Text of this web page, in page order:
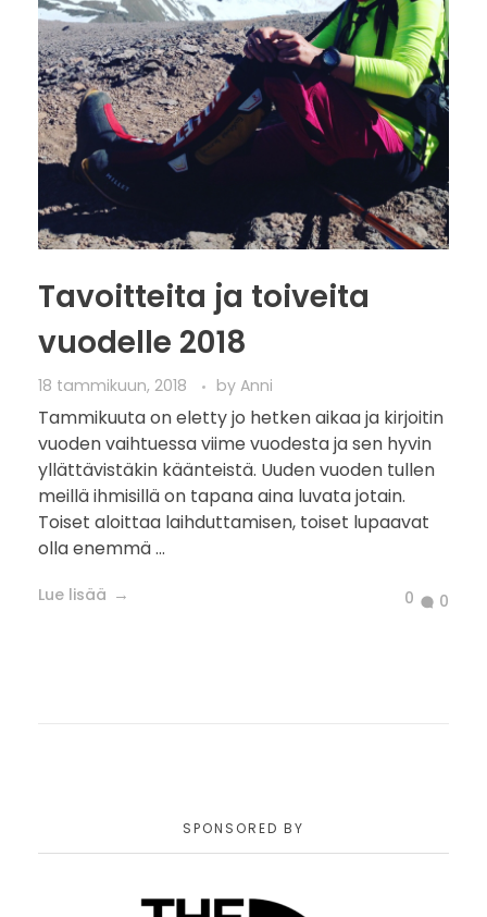
Tavoitteita ja toiveita
vuodelle 2018
18 tammikuun, 2018 by Anni
Tammikuuta on eletty jo hetken aikaa ja kirjoitin
vuoden vaihtuessa viime vuodesta ja sen hyvin
yllättävistäkin käänteistä. Uuden vuoden tullen
meillä ihmisillä on tapana aina luvata jotain.
Toiset aloittaa laihduttamisen, toiset lupaavat
olla enemmä ...
Lue lisää 0 0
SPONSORED BY